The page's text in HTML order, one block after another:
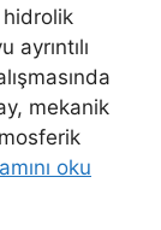
hidrolik
mekanik
oku